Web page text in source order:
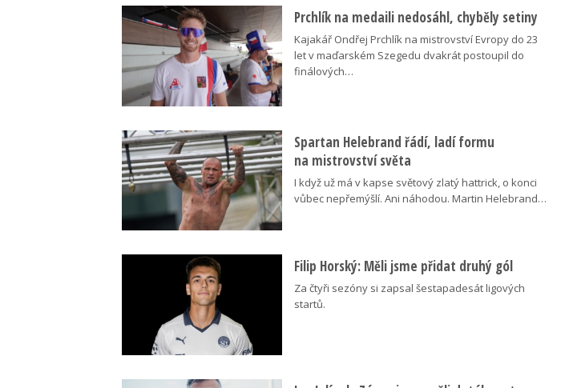
Prchlík na medaili nedosáhl, chyběly setiny
Kajakář Ondřej Prchlík na mistrovství Evropy do 23
let v maďarském Szegedu dvakrát postoupil do
finálových…
Spartan Helebrand řádí, ladí formu
na mistrovství světa
I když už má v kapse světový zlatý hattrick, o konci
vůbec nepřemýšlí. Ani náhodou. Martin Helebrand…
Filip Horský: Měli jsme přidat druhý gól
Za čtyři sezóny si zapsal šestapadesát ligových
startů.